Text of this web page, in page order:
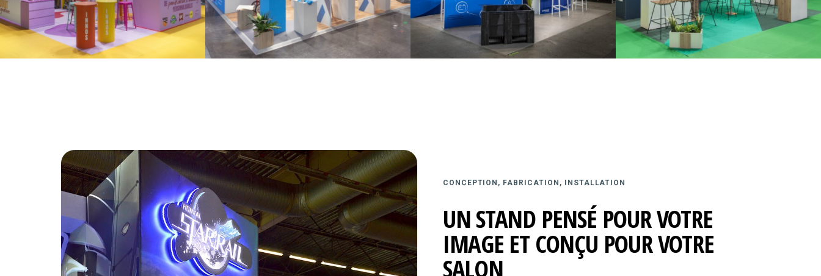
CONCEPTION, FABRICATION, INSTALLATION
UN STAND PENSÉ POUR VOTRE
IMAGE ET CONÇU POUR VOTRE
SALON